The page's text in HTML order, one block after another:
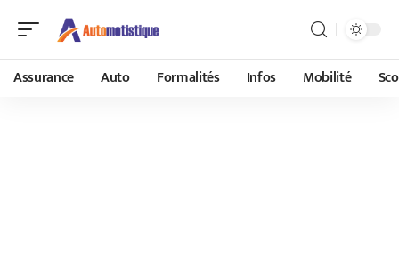
Assurance Auto Formalités Infos Mobilité